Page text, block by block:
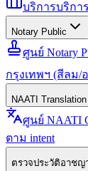
บริการบริกา
Notary Public
ศูนย์ Notary
กรุงเทพฯ (สีลม/
NAATI Translation
ศูนย์ NAATI
ตาม intent
ตรวจประวัติอาชญ